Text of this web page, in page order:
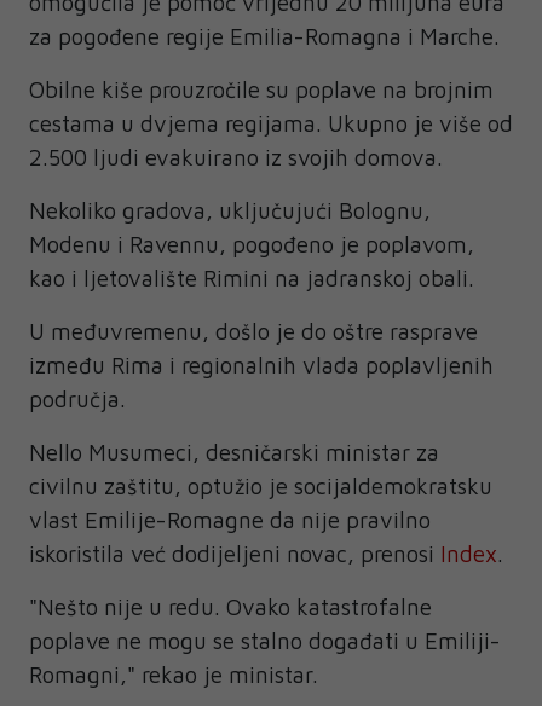
za pogođene regije Emilia-Romagna i Marche.
Obilne kiše prouzročile su poplave na brojnim
cestama u dvjema regijama. Ukupno je više od
2.500 ljudi evakuirano iz svojih domova.
Nekoliko gradova, uključujući Bolognu,
Modenu i Ravennu, pogođeno je poplavom,
kao i ljetovalište Rimini na jadranskoj obali.
U međuvremenu, došlo je do oštre rasprave
između Rima i regionalnih vlada poplavljenih
područja.
Nello Musumeci, desničarski ministar za
civilnu zaštitu, optužio je socijaldemokratsku
vlast Emilije-Romagne da nije pravilno
iskoristila već dodijeljeni novac, prenosi Index.
"Nešto nije u redu. Ovako katastrofalne
poplave ne mogu se stalno događati u Emiliji-
Romagni," rekao je ministar.